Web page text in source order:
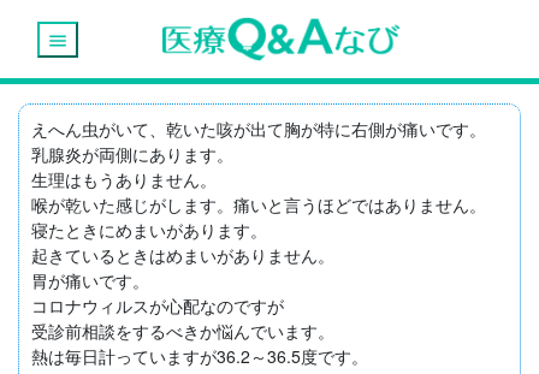
menu
えへん虫がいて、乾いた咳が出て胸が特に右側が痛いです。
乳腺炎が両側にあります。
生理はもうありません。
喉が乾いた感じがします。痛いと言うほどではありません。
寝たときにめまいがあります。
起きているときはめまいがありません。
胃が痛いです。
コロナウィルスが心配なのですが
受診前相談をするべきか悩んでいます。
熱は毎日計っていますが36.2～36.5度です。